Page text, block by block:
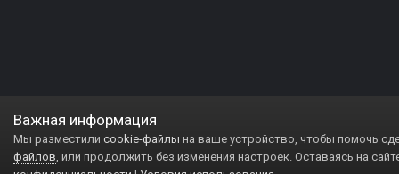
Важная информация
Мы разместили cookie-файлы на ваше устройство, чтобы помочь
файлов, или продолжить без изменения настроек. Оставаясь на